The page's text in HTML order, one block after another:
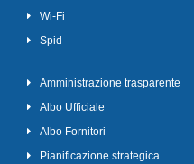
Wi-Fi
Spid
Amministrazione trasparente
Albo Ufficiale
Albo Fornitori
Pianificazione strategica